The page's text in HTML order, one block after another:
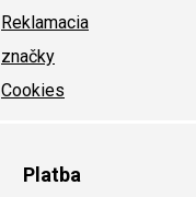
Reklamacia
značky
Cookies
Platba